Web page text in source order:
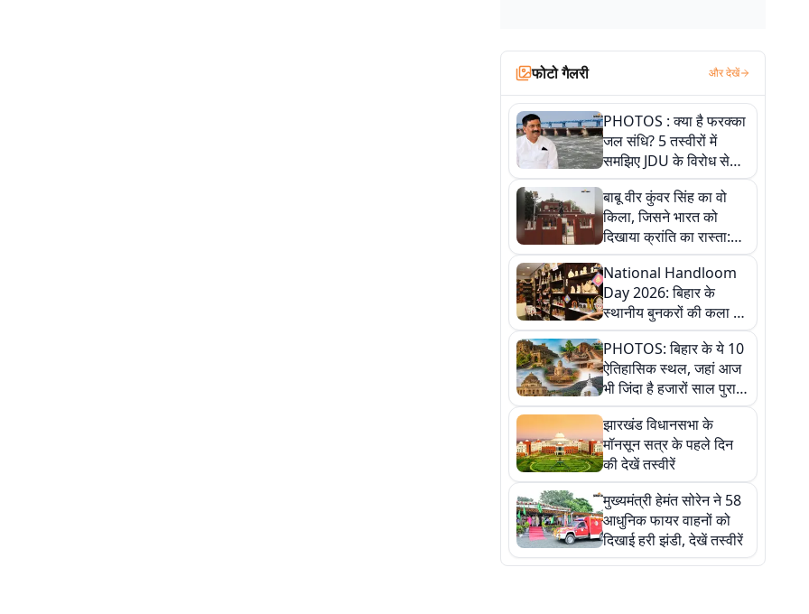
फोटो गैलरी और देखें
PHOTOS : क्या है फरक्का
जल संधि? 5 तस्वीरों में
समझिए JDU के विरोध से
लेकर बिहार पर असर तक
पूरी कहानी
बाबू वीर कुंवर सिंह का वो
किला, जिसने भारत को
दिखाया क्रांति का रास्ता:
तस्वीरों में देखिए
National Handloom
Day 2026: बिहार के
स्थानीय बुनकरों की कला को
सलाम, तस्वीरों में देखें
हस्तकरघा की समृद्ध परंपरा
PHOTOS: बिहार के ये 10
ऐतिहासिक स्थल, जहां आज
भी जिंदा है हजारों साल पुराना
इतिहास, एक बार जरूर घूमिए
झारखंड विधानसभा के
मॉनसून सत्र के पहले दिन
की देखें तस्वीरें
मुख्यमंत्री हेमंत सोरेन ने 58
आधुनिक फायर वाहनों को
दिखाई हरी झंडी, देखें तस्वीरें